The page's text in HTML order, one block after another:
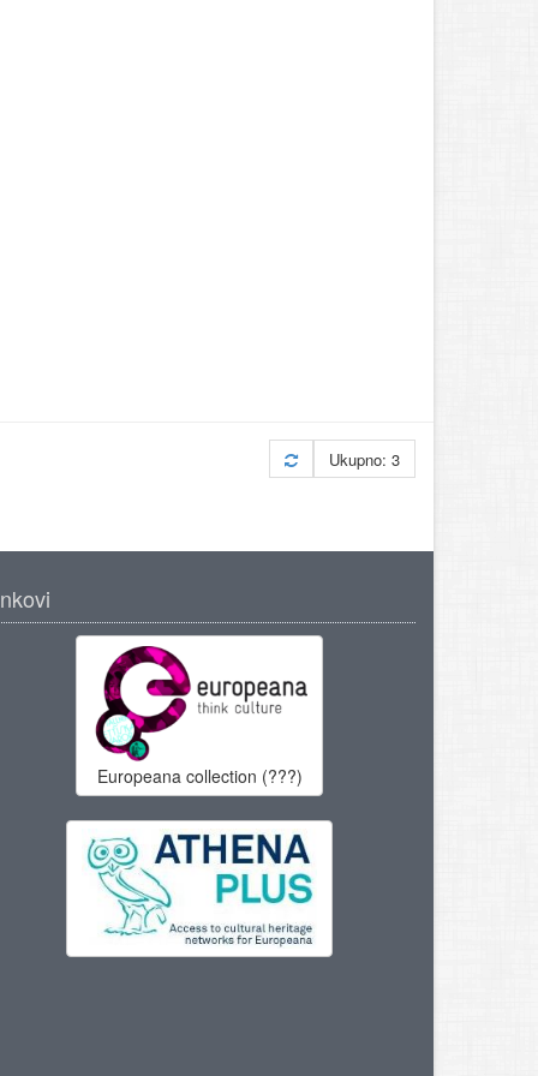
Ukupno: 3
Europeana collection (???)